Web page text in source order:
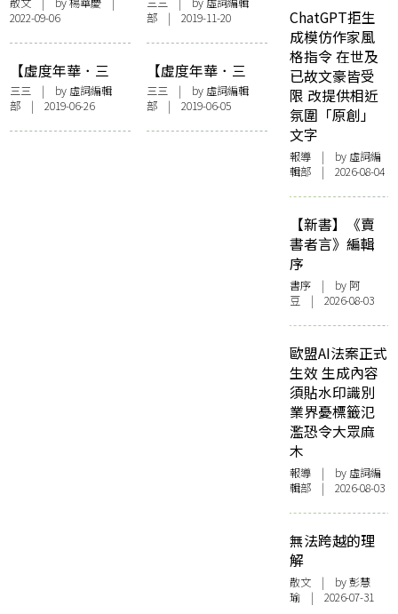
生超越的設計魂
2022-09-06
讓人困擾
部 | 2019-11-20
【虛度年華．三
三】長毛︰讀完
《資本論》，八九
民運就開始了
三三 | by 虛詞編輯
部 | 2019-06-26
【虛度年華．三
三】福克納︰我不
是廢青
三三| by 虛詞編輯
部 | 2019-06-05
ChatGPT拒生
成模仿作家風
格指令 在世及
已故文豪皆受
限 改提供相近
氛圍「原創」
文字
報導 | by 虛詞編
輯部 | 2026-08-04
【新書】《賣
書者言》編輯
序
書序 | by 阿
豆 | 2026-08-03
歐盟AI法案正式
生效 生成內容
須貼水印識別
業界憂標籤氾
濫恐令大眾麻
木
報導 | by 虛詞編
輯部 | 2026-08-03
無法跨越的理
解
散文 | by 彭慧
瑜 | 2026-07-31